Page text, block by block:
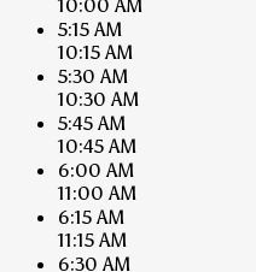
10:00 AM
5:15 AM
10:15 AM
5:30 AM
10:30 AM
5:45 AM
10:45 AM
6:00 AM
11:00 AM
6:15 AM
11:15 AM
6:30 AM